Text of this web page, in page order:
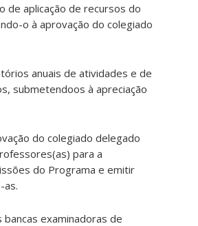
de aplicação de recursos do
o à aprovação do colegiado
anuais de atividades e de
submetendoos à apreciação
do colegiado delegado
para a
do Programa e emitir
as.
examinadoras de